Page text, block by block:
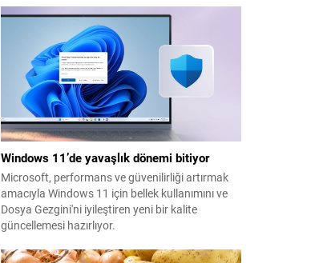
Windows 11’de yavaşlık dönemi bitiyor
Microsoft, performans ve güvenilirliği artırmak
amacıyla Windows 11 için bellek kullanımını ve
Dosya Gezgini'ni iyileştiren yeni bir kalite
güncellemesi hazırlıyor.